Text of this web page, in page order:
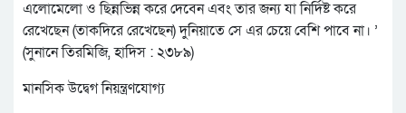
এলোমেলো ও ছিন্নভিন্ন করে দেবেন এবং তার জন্য যা নির্দিষ্ট করে
রেখেছেন (তাকদিরে রেখেছেন) দুনিয়াতে সে এর চেয়ে বেশি পাবে না। ’
(সুনানে তিরমিজি, হাদিস : ২৩৮৯)
মানসিক উদ্বেগ নিয়ন্ত্রণযোগ্য